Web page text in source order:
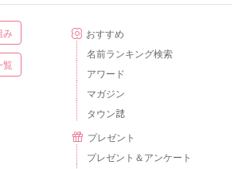
み
覧
おすすめ
名前ランキング検索
アワード
マガジン
タウン誌
プレゼント
プレゼント＆アンケート